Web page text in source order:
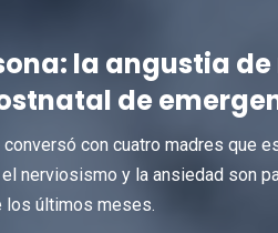
la angustia de
de
con cuatro madres que
nerviosismo y la ansiedad son
los últimos meses.